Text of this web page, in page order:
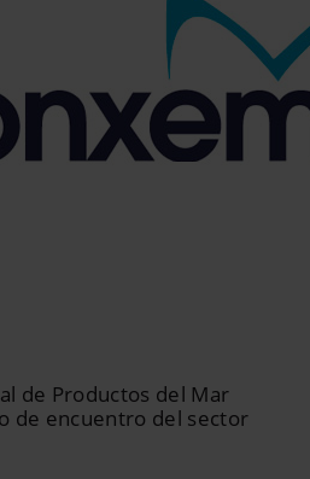
de Productos del Mar
de encuentro del sector